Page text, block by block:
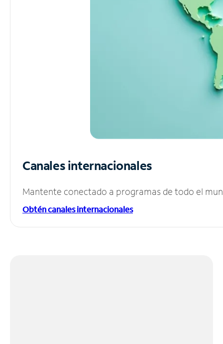
Canales internacionales
Mantente conectado a programas de todo el
Obtén canales internacionales